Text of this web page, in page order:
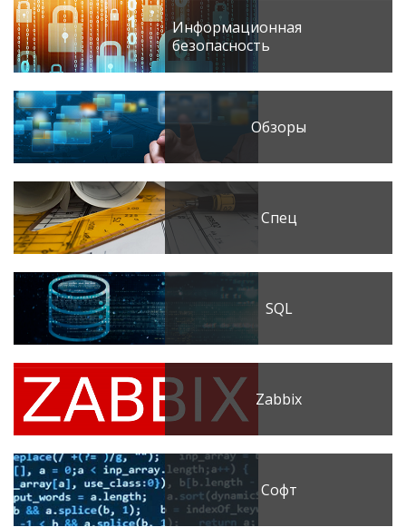
Информационная
безопасность
Обзоры
Спец
SQL
Zabbix
Софт